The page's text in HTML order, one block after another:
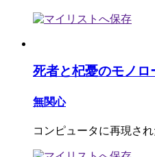
死者と杞憂のモノロ
無関心
コンピュータに再現さ